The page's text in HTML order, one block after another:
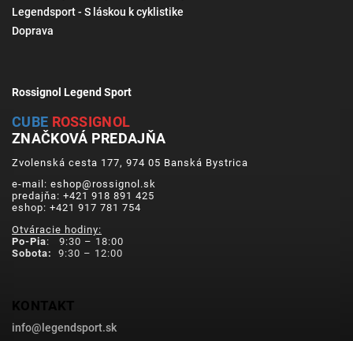
Legendsport - S láskou k cyklistike
Doprava
Rossignol Legend Sport
CUBE ROSSIGNOL
ZNAČKOVÁ PREDAJŇA
Zvolenská cesta 177, 974 05 Banská Bystrica
e-mail: eshop@rossignol.sk
predajňa: +421 918 891 425
eshop: +421 917 781 754
Otváracie hodiny:
Po-Pia: 9:30 – 18:00
Sobota:
9:30 – 12:00
KONTAKT
info@ legendsport.sk